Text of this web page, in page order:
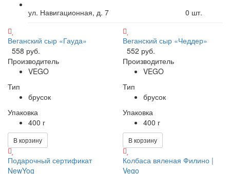
ул. Навигационная, д. 7 0 шт.
Веганский сыр «Гауда»
558 руб.
Производитель
VEGO
Тип
брусок
Упаковка
400 г
В корзину
Веганский сыр «Чеддер»
552 руб.
Производитель
VEGO
Тип
брусок
Упаковка
400 г
В корзину
Подарочный сертификат
NewYog
Колбаса вяленая Филино |
Vego